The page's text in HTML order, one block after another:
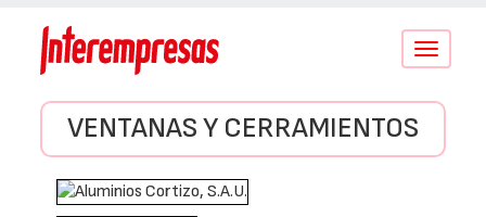
Conmutar
VENTANAS Y CERRAMIENTOS